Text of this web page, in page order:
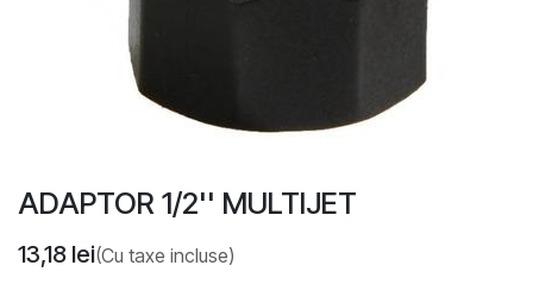
ADAPTOR 1/2'' MULTIJET
13,18 lei(Cu taxe incluse)